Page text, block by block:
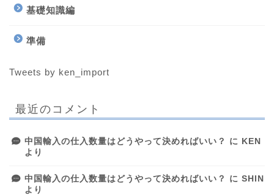
基礎知識編
準備
Tweets by ken_import
最近のコメント
中国輸入の仕入数量はどうやって決めればいい？ に KEN
より
中国輸入の仕入数量はどうやって決めればいい？ に SHIN
より